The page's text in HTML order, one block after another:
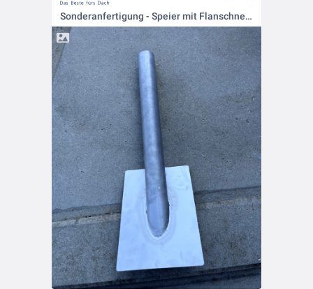
Sonderanfertigung - Speier mit Flanschneigung